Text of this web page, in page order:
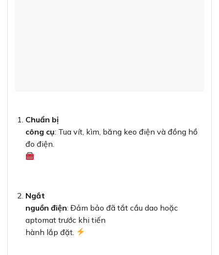
Chuẩn bị
công cụ: Tua vít, kìm, băng keo điện và đồng hồ
đo điện.
Ngắt
nguồn điện: Đảm bảo đã tắt cầu dao hoặc
aptomat trước khi tiến
hành lắp đặt.